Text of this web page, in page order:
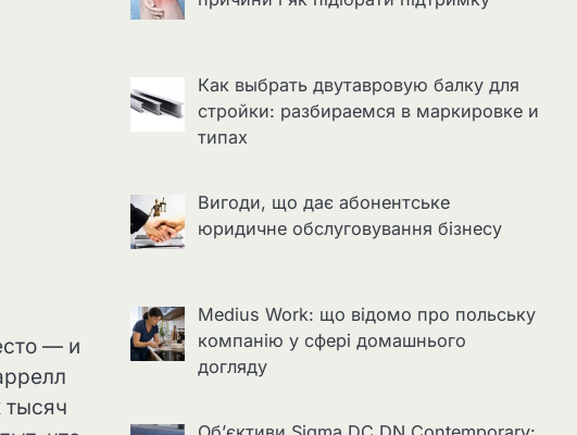
— и
тысяч
Как выбрать двутавровую балку для
стройки: разбираемся в маркировке и
типах
Вигоди, що дає абонентське
юридичне обслуговування бізнесу
Medius Work: що відомо про польську
компанію у сфері домашнього
догляду